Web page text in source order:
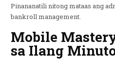
Pinananatili nitong mataas ang
bankroll management.
Mobile
sa Ilang